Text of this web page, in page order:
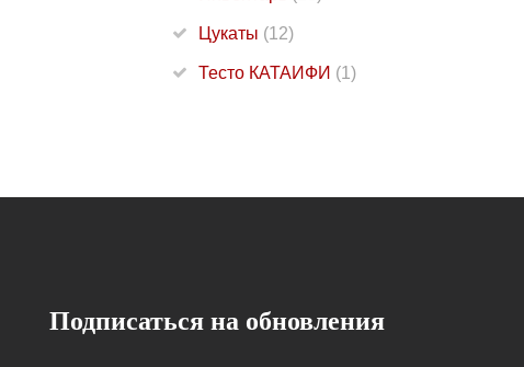
Цукаты (12)
Тесто КАТАИФИ (1)
Подписаться на обновления